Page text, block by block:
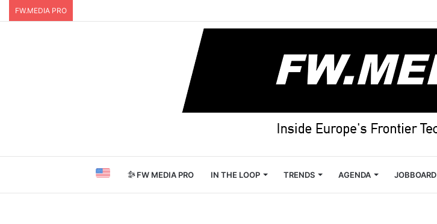
FW.MEDIA PRO
FW MEDIA PRO IN THE LOOP TRENDS AGENDA JOBBOARD